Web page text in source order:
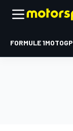
FORMULE 1MOTOGP